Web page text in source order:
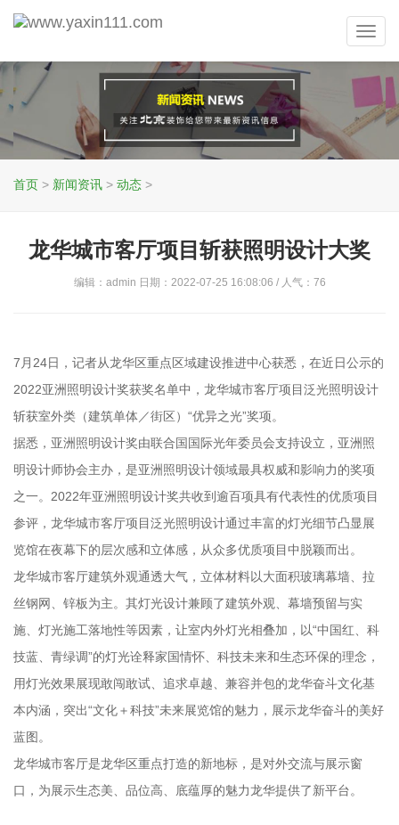
首页 > 新闻资讯 > 动态 >
龙华城市客厅项目斩获照明设计大奖
编辑：admin 日期：2022-07-25 16:08:06 / 人气： 76
7月24日，记者从龙华区重点区域建设推进中心获悉，在近日公示的
2022亚洲照明设计奖获奖名单中，龙华城市客厅项目泛光照明设计
斩获室外类（建筑单体／街区）“优异之光”奖项。
据悉，亚洲照明设计奖由联合国国际光年委员会支持设立，亚洲照
明设计师协会主办，是亚洲照明设计领域最具权威和影响力的奖项
之一。2022年亚洲照明设计奖共收到逾百项具有代表性的优质项目
参评，龙华城市客厅项目泛光照明设计通过丰富的灯光细节凸显展
览馆在夜幕下的层次感和立体感，从众多优质项目中脱颖而出。
龙华城市客厅建筑外观通透大气，立体材料以大面积玻璃幕墙、拉
丝钢网、锌板为主。其灯光设计兼顾了建筑外观、幕墙预留与实
施、灯光施工落地性等因素，让室内外灯光相叠加，以“中国红、科
技蓝、青绿调”的灯光诠释家国情怀、科技未来和生态环保的理念，
用灯光效果展现敢闯敢试、追求卓越、兼容并包的龙华奋斗文化基
本内涵，突出“文化＋科技”未来展览馆的魅力，展示龙华奋斗的美好
蓝图。
龙华城市客厅是龙华区重点打造的新地标，是对外交流与展示窗
口，为展示生态美、品位高、底蕴厚的魅力龙华提供了新平台。